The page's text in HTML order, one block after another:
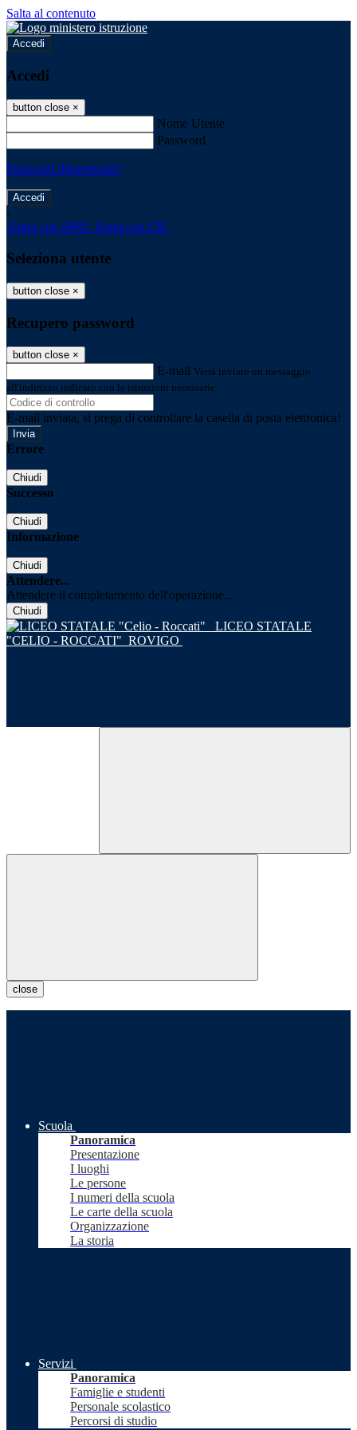
Salta al contenuto
Accedi
Accedi
button close ×
Nome Utente
Password
Password dimenticata?
-
Entra con SPID Entra con CIE
Seleziona utente
button close ×
Recupero password
button close ×
E-mail Verrà inviato un messaggio
all'indirizzo indicato con le istruzioni necessarie.
E-mail inviata, si prega di controllare la casella di posta elettronica!
Errore
Chiudi
Successo
Chiudi
Informazione
Chiudi
Attendere...
Attendere il completamento dell'operazione...
Chiudi
LICEO STATALE
"CELIO - ROCCATI" ROVIGO
close
Scuola
Panoramica
Presentazione
I luoghi
Le persone
I numeri della scuola
Le carte della scuola
Organizzazione
La storia
Servizi
Panoramica
Famiglie e studenti
Personale scolastico
Percorsi di studio